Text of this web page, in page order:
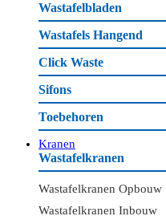
Wastafelbladen
Wastafels Hangend
Click Waste
Sifons
Toebehoren
Kranen
Wastafelkranen
Wastafelkranen Opbouw
Wastafelkranen Inbouw